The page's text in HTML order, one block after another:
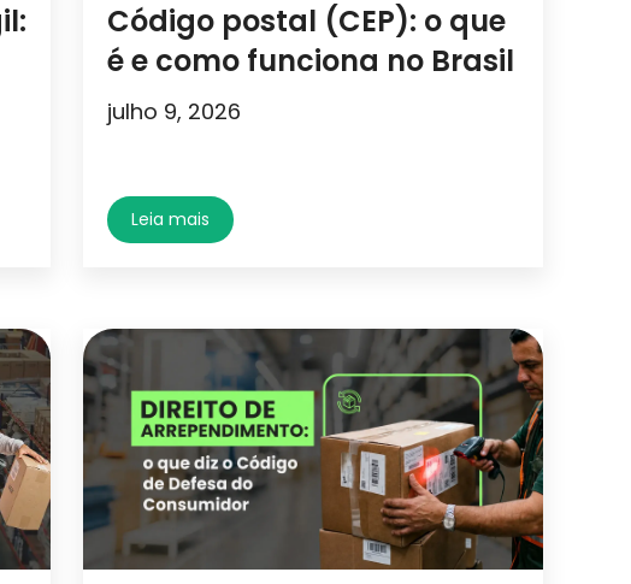
Código postal (CEP): o que
é e como funciona no Brasil
julho 9, 2026
Leia mais